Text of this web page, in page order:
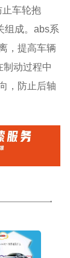
车轮抱
组成。abs系
，提高车辆
动过程中
，防止后轴